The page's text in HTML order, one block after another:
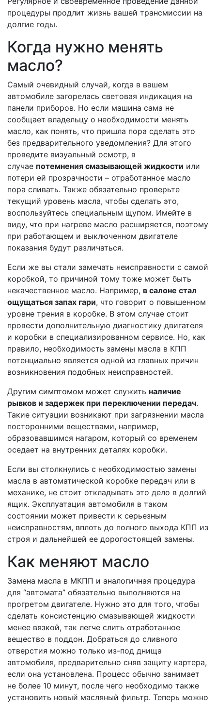
процедуры продлит жизнь вашей трансмиссии на
долгие годы.
Когда нужно менять
масло?
Самый очевидный случай, когда в вашем
автомобиле загорелась световая индикация на
панели приборов. Но если машина сама не
сообщает владельцу о необходимости менять
масло, как понять, что пришла пора сделать это
без предварительного уведомления? Для этого
проведите визуальный осмотр, в
случае потемнения смазывающей жидкости или
потери ей прозрачности – отработанное масло
пора сливать. Также обязательно проверьте
текущий уровень масла, чтобы сделать это,
воспользуйтесь специальным щупом. Имейте в
виду, что при нагреве масло расширяется, поэтому
при работающем и выключенном двигателе
показания будут различаться.
Если же вы стали замечать неисправности с самой
коробкой, то причиной тому тоже может быть
некачественное масло. Например, в салоне стал
ощущаться запах гари, что говорит о повышенном
уровне трения в коробке. В этом случае стоит
провести дополнительную диагностику двигателя
и коробки в специализированном сервисе. Но, как
правило, необходимость замены масла в КПП
потенциально является одной из главных причин
возникновения подобных неисправностей.
Другим симптомом может служить наличие
рывков и задержек при переключении передач.
Такие ситуации возникают при загрязнении масла
посторонними веществами, например,
образовавшимся нагаром, который со временем
оседает на внутренних деталях коробки.
Если вы столкнулись с необходимостью замены
масла в автоматической коробке передач или в
механике, не стоит откладывать это дело в долгий
ящик. Эксплуатация автомобиля в таком
состоянии может привести к серьезным
неисправностям, вплоть до полного выхода КПП из
строя и дальнейшей ее дорогостоящей замены.
Как меняют масло
Замена масла в МКПП и аналогичная процедура
для “автомата” обязательно выполняются на
прогретом двигателе. Нужно это для того, чтобы
сделать консистенцию смазывающей жидкости
менее вязкой, так легче слить отработанное
вещество в поддон. Добраться до сливного
отверстия можно только из-под днища
автомобиля, предварительно сняв защиту картера,
если она установлена. Процесс обычно занимает
не более 10 минут, после чего необходимо также
установить новый масляный фильтр. Теперь можно